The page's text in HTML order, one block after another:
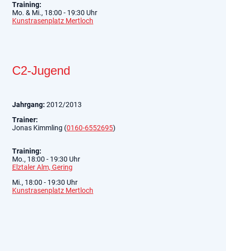
Training:
Mo. & Mi., 18:00 - 19:30 Uhr
Kunstrasenplatz Mertloch
C2-Jugend
Jahrgang: 2012/2013
Trainer:
Jonas Kimmling (0160-6552695)
Training:
Mo., 18:00 - 19:30 Uhr
Elztaler Alm, Gering
Mi., 18:00 - 19:30 Uhr
Kunstrasenplatz Mertloch